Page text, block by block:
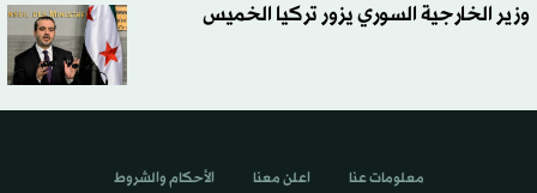
وزير الخارجية السوري يزور تركيا الخميس
معلومات عنا اعلن معنا الأحكام والشروط